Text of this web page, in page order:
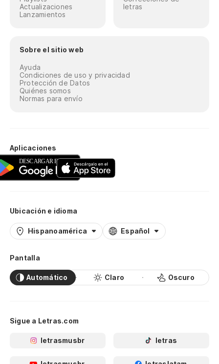
Actualizaciones
Lanzamientos
letras
Sobre el sitio web
Ayuda
Condiciones de uso y privacidad
Protección de Datos
Quiénes somos
Normas para envío
Aplicaciones
Ubicación e idioma
Hispanoamérica Español
Pantalla
Automático Claro Oscuro
Sigue a Letras.com
letrasmusbr letras